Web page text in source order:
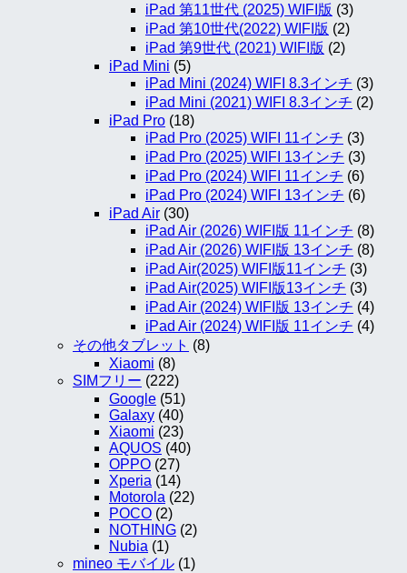
iPad 第11世代 (2025) WIFI版 (3)
iPad 第10世代(2022) WIFI版 (2)
iPad 第9世代 (2021) WIFI版 (2)
iPad Mini (5)
iPad Mini (2024) WIFI 8.3インチ (3)
iPad Mini (2021) WIFI 8.3インチ (2)
iPad Pro (18)
iPad Pro (2025) WIFI 11インチ (3)
iPad Pro (2025) WIFI 13インチ (3)
iPad Pro (2024) WIFI 11インチ (6)
iPad Pro (2024) WIFI 13インチ (6)
iPad Air (30)
iPad Air (2026) WIFI版 11インチ (8)
iPad Air (2026) WIFI版 13インチ (8)
iPad Air(2025) WIFI版11インチ (3)
iPad Air(2025) WIFI版13インチ (3)
iPad Air (2024) WIFI版 13インチ (4)
iPad Air (2024) WIFI版 11インチ (4)
その他タブレット (8)
Xiaomi (8)
SIMフリー (222)
Google (51)
Galaxy (40)
Xiaomi (23)
AQUOS (40)
OPPO (27)
Xperia (14)
Motorola (22)
POCO (2)
NOTHING (2)
Nubia (1)
mineo モバイル (1)